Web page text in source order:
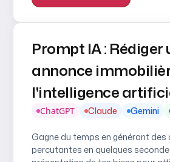
Prompt IA : Rédiger
annonce
l'intelligence
ChatGPT Claude Gemini
Gagne du temps en générant des
percutantes en quelques